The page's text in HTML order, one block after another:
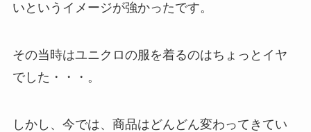
いというイメージが強かったです。
その当時はユニクロの服を着るのはちょっとイヤ
でした・・・。
しかし、今では、商品はどんどん変わってきてい